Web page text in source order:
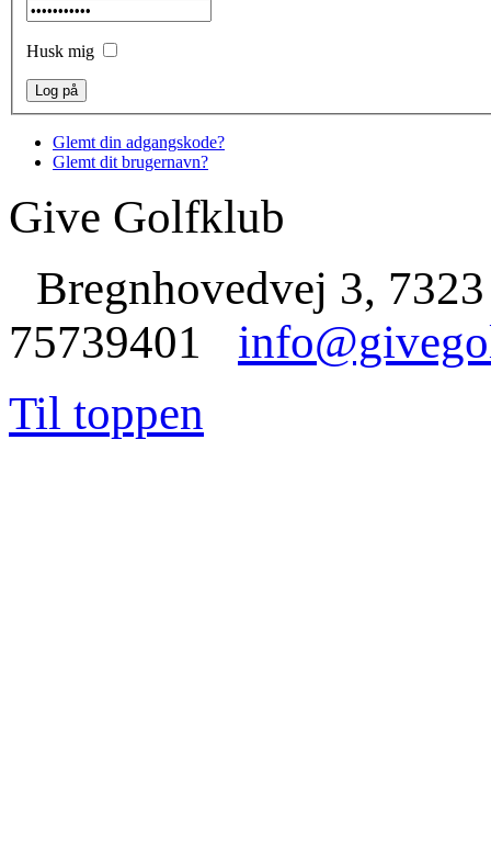
Husk mig
Glemt din adgangskode?
Glemt dit brugernavn?
Give Golfklub
Bregnhovedvej 3,
75739401
Til toppen